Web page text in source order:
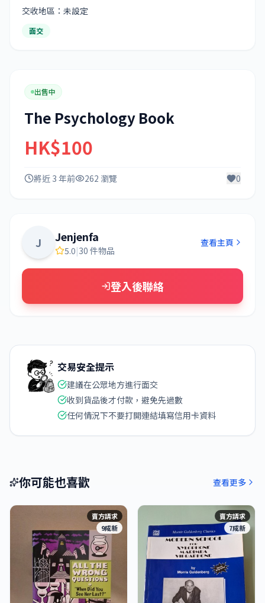
交收地區：未設定
面交
出售中
The Psychology Book
HK$100
將近 3 年前 262 瀏覽 0
J Jenjenfa
5.0|30 件物品
查看主頁
登入後聯絡
交易安全提示
建議在公眾地方進行面交
收到貨品後才付款，避免先過數
任何情況下不要打開連結填寫信用卡資料
你可能也喜歡 查看更多
賣方請求
9成新
賣方請求
7成新